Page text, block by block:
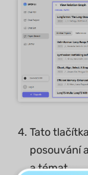
Tato
posouvání
a témat.